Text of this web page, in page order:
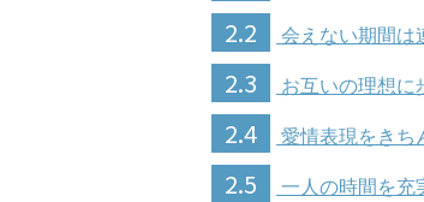
2.2 会えない期間は
2.3 お互いの理想に
2.4 愛情表現をきち
2.5 一人の時間を充